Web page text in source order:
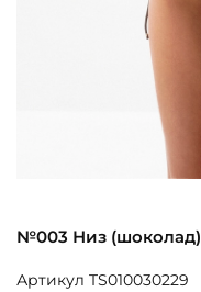
№003 Низ (шоколад)
Артикул TS010030229